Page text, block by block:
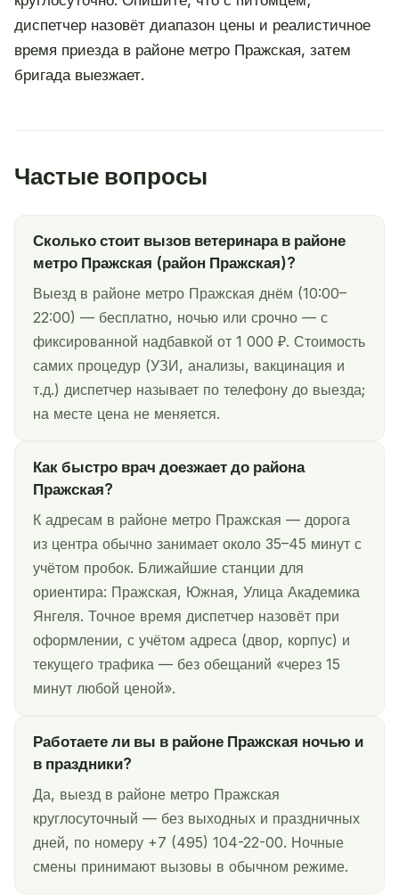
диспетчер назовёт диапазон цены и реалистичное
время приезда в районе метро Пражская, затем
бригада выезжает.
Частые вопросы
Сколько стоит вызов ветеринара в районе
метро Пражская (район Пражская)?
Выезд в районе метро Пражская днём (10:00–
22:00) — бесплатно, ночью или срочно — с
фиксированной надбавкой от 1 000 ₽. Стоимость
самих процедур (УЗИ, анализы, вакцинация и
т.д.) диспетчер называет по телефону до выезда;
на месте цена не меняется.
Как быстро врач доезжает до района
Пражская?
К адресам в районе метро Пражская — дорога
из центра обычно занимает около 35–45 минут с
учётом пробок. Ближайшие станции для
ориентира: Пражская, Южная, Улица Академика
Янгеля. Точное время диспетчер назовёт при
оформлении, с учётом адреса (двор, корпус) и
текущего трафика — без обещаний «через 15
минут любой ценой».
Работаете ли вы в районе Пражская ночью и
в праздники?
Да, выезд в районе метро Пражская
круглосуточный — без выходных и праздничных
дней, по номеру +7 (495) 104-22-00. Ночные
смены принимают вызовы в обычном режиме.